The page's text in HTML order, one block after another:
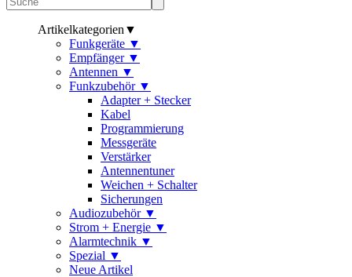
Artikelkategorien ▼
Funkgeräte ▼
Empfänger ▼
Antennen ▼
Funkzubehör ▼
Adapter + Stecker
Kabel
Programmierung
Messgeräte
Verstärker
Antennentuner
Weichen + Schalter
Sicherungen
Audiozubehör ▼
Strom + Energie ▼
Alarmtechnik ▼
Spezial ▼
Neue Artikel